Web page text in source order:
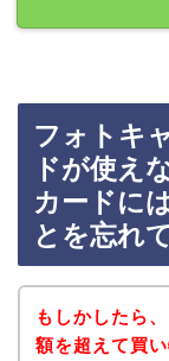
フォトキ
ドが使え
カードに
とを忘れ
もしかしたら
額を超えて買